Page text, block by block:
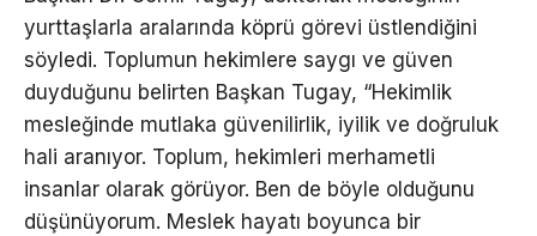
yurttaşlarla aralarında köprü görevi üstlendiğini
söyledi. Toplumun hekimlere saygı ve güven
duyduğunu belirten Başkan Tugay, “Hekimlik
mesleğinde mutlaka güvenilirlik, iyilik ve doğruluk
hali aranıyor. Toplum, hekimleri merhametli
insanlar olarak görüyor. Ben de böyle olduğunu
düşünüyorum. Meslek hayatı boyunca bir